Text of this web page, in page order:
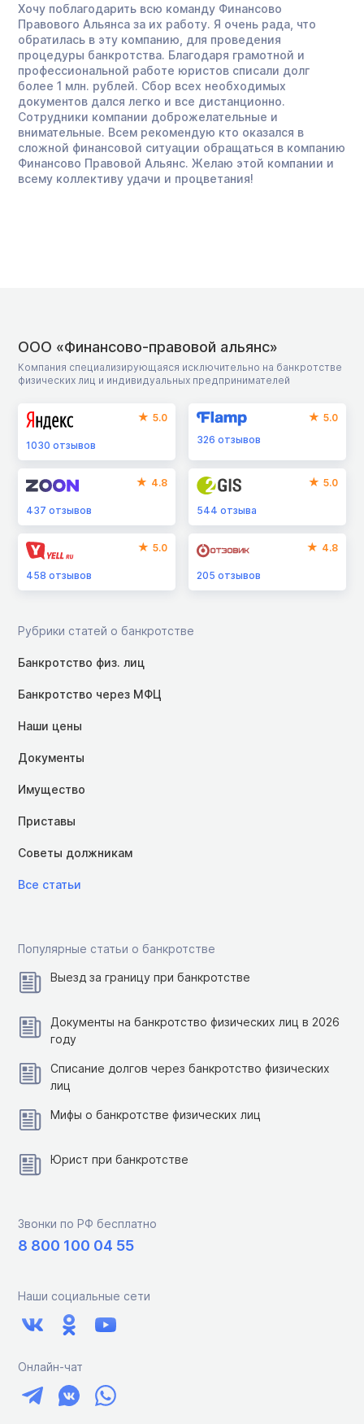
Хочу поблагодарить всю команду Финансово
Правового Альянса за их работу. Я очень рада, что
обратилась в эту компанию, для проведения
процедуры банкротства. Благодаря грамотной и
профессиональной работе юристов списали долг
более 1 млн. рублей. Сбор всех необходимых
документов дался легко и все дистанционно.
Сотрудники компании доброжелательные и
внимательные. Всем рекомендую кто оказался в
сложной финансовой ситуации обращаться в компанию
Финансово Правовой Альянс. Желаю этой компании и
всему коллективу удачи и процветания!
ООО «Финансово-правовой альянс»
Компания специализирующаяся исключительно на банкротстве
физических лиц и индивидуальных предпринимателей
5.0
1030 отзывов
5.0
326отзывов
4.8
437 отзывов
5.0
544отзыва
5.0
458 отзывов
4.8
205отзывов
Рубрики статей о банкротстве
Банкротство физ. лиц
Банкротство через МФЦ
Наши цены
Документы
Имущество
Приставы
Советы должникам
Все статьи
Популярные статьи о банкротстве
Выезд за границу при банкротстве
Документы на банкротство физических лиц в 2026
году
Списание долгов через банкротство физических
лиц
Мифы о банкротстве физических лиц
Юрист при банкротстве
Звонки по РФ бесплатно
8 800 100 04 55
Наши социальные сети
Онлайн-чат